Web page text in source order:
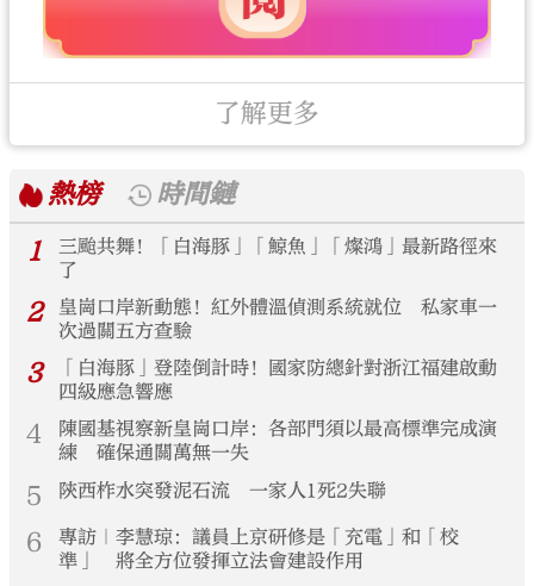
了解更多
熱榜
時間鏈
1
三颱共舞！「白海豚」「鯨魚」「燦鴻」最新路徑來
了
2
皇崗口岸新動態！紅外體溫偵測系統就位 私家車一
次過關五方查驗
3
「白海豚」登陸倒計時！國家防總針對浙江福建啟動
四級應急響應
4
陳國基視察新皇崗口岸：各部門須以最高標準完成演
練 確保通關萬無一失
5 陝西柞水突發泥石流 一家人1死2失聯
6
專訪｜李慧琼：議員上京研修是「充電」和「校
準」 將全方位發揮立法會建設作用